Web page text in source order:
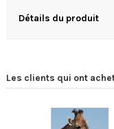
Détails du produit
Les clients qui ont